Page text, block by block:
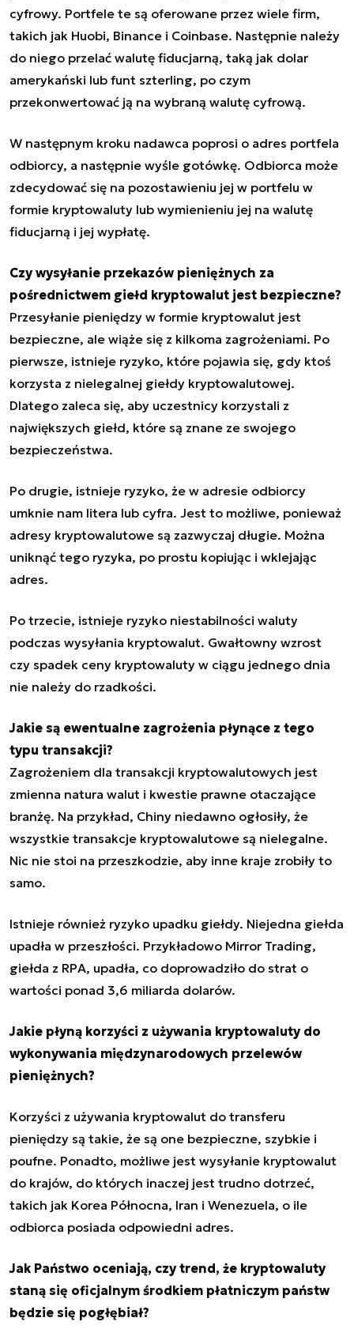
cyfrowy. Portfele te są oferowane przez wiele firm,
takich jak Huobi, Binance i Coinbase. Następnie należy
do niego przelać walutę fiducjarną, taką jak dolar
amerykański lub funt szterling, po czym
przekonwertować ją na wybraną walutę cyfrową.
W następnym kroku nadawca poprosi o adres portfela
odbiorcy, a następnie wyśle gotówkę. Odbiorca może
zdecydować się na pozostawieniu jej w portfelu w
formie kryptowaluty lub wymienieniu jej na walutę
fiducjarną i jej wypłatę.
Czy wysyłanie przekazów pieniężnych za
pośrednictwem giełd kryptowalut jest bezpieczne?
Przesyłanie pieniędzy w formie kryptowalut jest
bezpieczne, ale wiąże się z kilkoma zagrożeniami. Po
pierwsze, istnieje ryzyko, które pojawia się, gdy ktoś
korzysta z nielegalnej giełdy kryptowalutowej.
Dlatego zaleca się, aby uczestnicy korzystali z
największych giełd, które są znane ze swojego
bezpieczeństwa.
Po drugie, istnieje ryzyko, że w adresie odbiorcy
umknie nam litera lub cyfra. Jest to możliwe, ponieważ
adresy kryptowalutowe są zazwyczaj długie. Można
uniknąć tego ryzyka, po prostu kopiując i wklejając
adres.
Po trzecie, istnieje ryzyko niestabilności waluty
podczas wysyłania kryptowalut. Gwałtowny wzrost
czy spadek ceny kryptowaluty w ciągu jednego dnia
nie należy do rzadkości.
Jakie są ewentualne zagrożenia płynące z tego
typu transakcji?
Zagrożeniem dla transakcji kryptowalutowych jest
zmienna natura walut i kwestie prawne otaczające
branżę. Na przykład, Chiny niedawno ogłosiły, że
wszystkie transakcje kryptowalutowe są nielegalne.
Nic nie stoi na przeszkodzie, aby inne kraje zrobiły to
samo.
Istnieje również ryzyko upadku giełdy. Niejedna giełda
upadła w przeszłości. Przykładowo Mirror Trading,
giełda z RPA, upadła, co doprowadziło do strat o
wartości ponad 3,6 miliarda dolarów.
Jakie płyną korzyści z używania kryptowaluty do
wykonywania międzynarodowych przelewów
pieniężnych?
Korzyści z używania kryptowalut do transferu
pieniędzy są takie, że są one bezpieczne, szybkie i
poufne. Ponadto, możliwe jest wysyłanie kryptowalut
do krajów, do których inaczej jest trudno dotrzeć,
takich jak Korea Północna, Iran i Wenezuela, o ile
odbiorca posiada odpowiedni adres.
Jak Państwo oceniają, czy trend, że kryptowaluty
staną się oficjalnym środkiem płatniczym państw
będzie się pogłębiał?